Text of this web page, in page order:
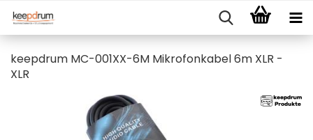
keepdrum MC-001XX-6M Mikrofonkabel 6m XLR -
XLR